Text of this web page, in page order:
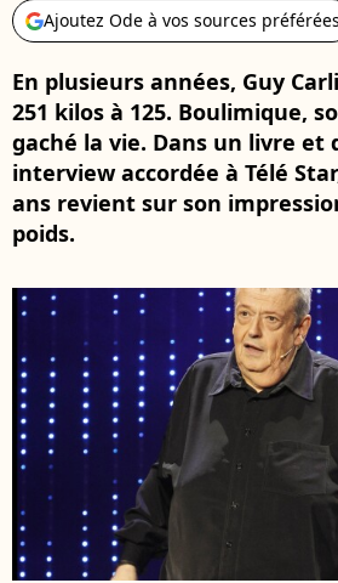
Ajoutez Ode à vos sources préférées
En plusieurs années, Guy
251 kilos à 125. Boulimique,
gaché la vie. Dans un livre et
interview accordée à Télé
ans revient sur son
poids.